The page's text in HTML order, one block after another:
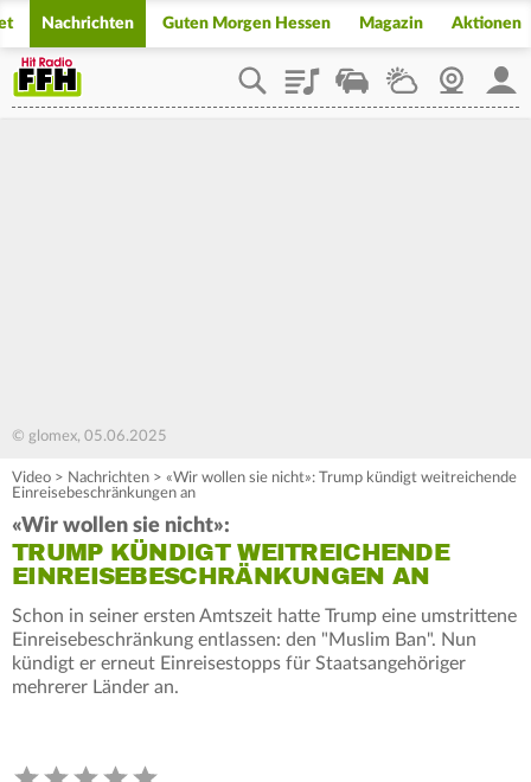
Nachrichten Guten Morgen Hessen Magazin Aktionen
PlaylistStaupilotWetterWebcam
© glomex, 05.06.2025
Video > Nachrichten > «Wir wollen sie nicht»: Trump kündigt weitreichende
Einreisebeschränkungen an
«Wir wollen sie nicht»:
TRUMP KÜNDIGT WEITREICHENDE
EINREISEBESCHRÄNKUNGEN AN
Schon in seiner ersten Amtszeit hatte Trump eine umstrittene
Einreisebeschränkung entlassen: den "Muslim Ban". Nun
kündigt er erneut Einreisestopps für Staatsangehöriger
mehrerer Länder an.